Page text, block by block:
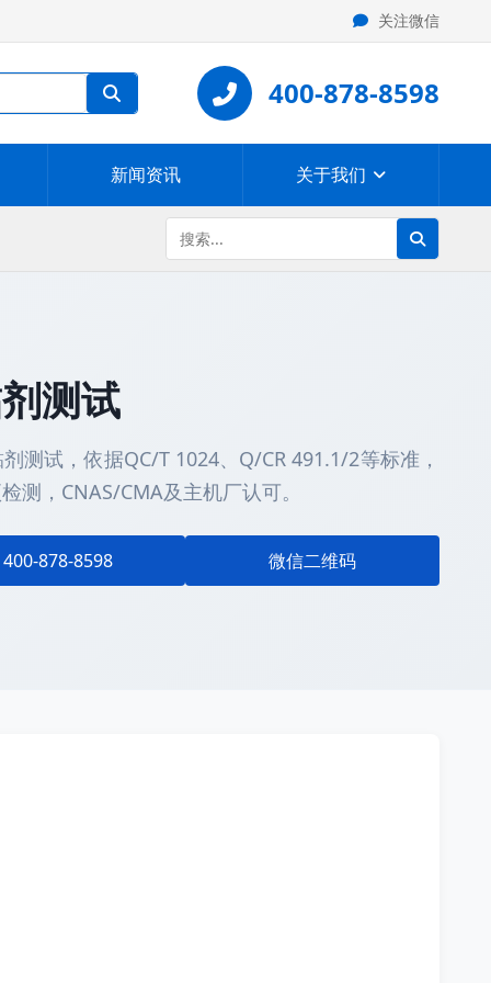
关注微信
400-878-8598
新闻资讯 关于我们
测试
测试，依据QC/T 1024、Q/CR 491.1/2等标准，
测，CNAS/CMA及主机厂认可。
400-878-8598 微信二维码